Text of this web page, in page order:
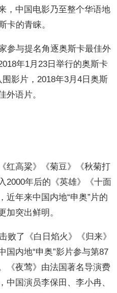
，中国电影乃至整个华语地
卡的青睐。
与提名角逐奥斯卡最佳外
年1月23日举行的奥斯卡
影片，2018年3月4日奥斯
外语片。
高粱》《菊豆》《秋菊打
2000年后的《英雄》《十面
近年来中国内地“申奥”片的
加突出鲜明。
了《白日焰火》《归来》
国内地“申奥”影片参与第87
《夜莺》由法国著名导演费
中国演员李保田、李小冉、